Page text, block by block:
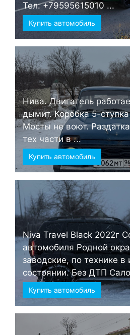
Тел: +79595615010 ...
Купить автомобиль
Нива. Двигатель
дымит. Коробка 5-
Мосты не воют.
тех части в ...
Купить автомобиль
Niva Travel Black 2022г
автомобиля Родной
заводские, по технике
состоянии. Без ДТП
Купить автомобиль